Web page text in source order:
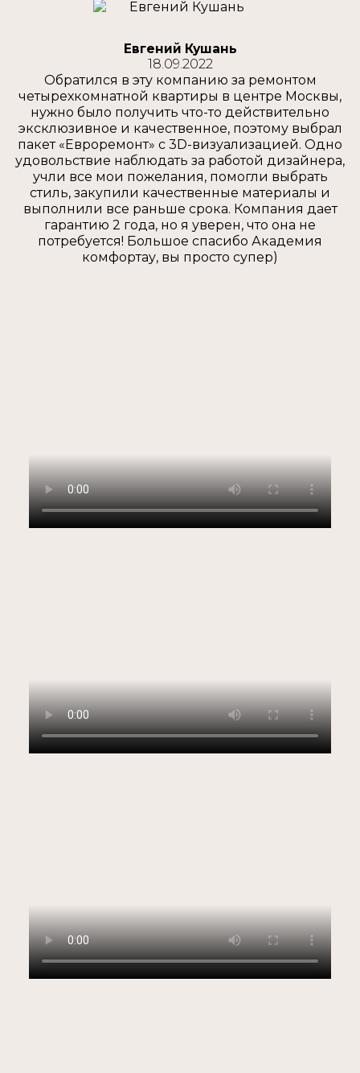
Евгений Кушань
18.09.2022
Обратился в эту компанию за ремонтом
четырехкомнатной квартиры в центре Москвы,
нужно было получить что-то действительно
эксклюзивное и качественное, поэтому выбрал
пакет «Евроремонт» с 3D-визуализацией. Одно
удовольствие наблюдать за работой дизайнера,
учли все мои пожелания, помогли выбрать
стиль, закупили качественные материалы и
выполнили все раньше срока. Компания дает
гарантию 2 года, но я уверен, что она не
потребуется! Большое спасибо Академия
комфортау, вы просто супер)